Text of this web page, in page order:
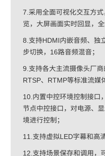
7.采用全面可视化交互方
览，大屏画面实时回显，全
8.支持HDMI内嵌音频、独
步切换，16路音频混音；
9.支持各大主流摄像头厂商
RTSP、RTMP等标准流媒
10.内置中控环境控制接口
节点中控接口，对电源、
境进行控制；
11.支持虚拟LED字幕和高
12.支持场景保存和调用，